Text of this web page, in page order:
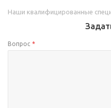
Наши квалифицированные
Вопрос *